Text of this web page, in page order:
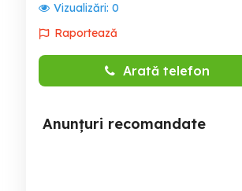
Vizualizări: 0
Raportează
Arată telefon
Anunțuri recomandate